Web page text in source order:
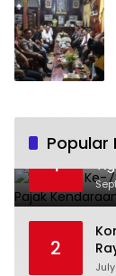
Popular
1
2
Al